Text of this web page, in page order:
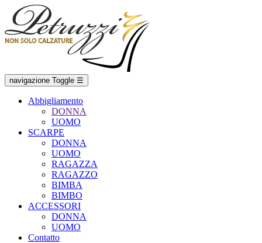
navigazione Toggle ☰
Abbigliamento
DONNA
UOMO
SCARPE
DONNA
UOMO
RAGAZZA
RAGAZZO
BIMBA
BIMBO
ACCESSORI
DONNA
UOMO
Contatto